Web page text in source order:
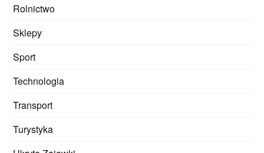
Rolnictwo
Sklepy
Sport
Technologia
Transport
Turystyka